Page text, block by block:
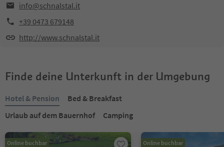
info@schnalstal.it
+39 0473 679148
http://www.schnalstal.it
Finde deine Unterkunft in der Umgebung
Hotel & Pension
Bed & Breakfast
Urlaub auf dem Bauernhof
Camping
Online buchbar Online buchbar